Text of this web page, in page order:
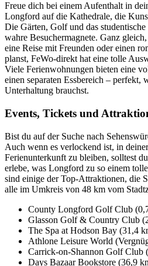
Freue dich bei einem Aufenthalt in
Longford auf die Kathedrale, die
Die Gärten, Golf und das
wahre Besuchermagnete. Ganz
eine Reise mit Freunden oder einen
planst, FeWo-direkt hat eine tolle
Viele Ferienwohnungen bieten eine
einen separaten Essbereich – perfekt,
Unterhaltung brauchst.
Events, Tickets und
Bist du auf der Suche nach
Auch wenn es verlockend ist, in
Ferienunterkunft zu bleiben, solltest
erlebe, was Longford zu so einem
sind einige der Top-Attraktionen, die
alle im Umkreis von 48 km vom
County Longford Golf Club
Glasson Golf & Country Club
The Spa at Hodson Bay (31,4
Athlone Leisure World
Carrick-on-Shannon Golf Club
Days Bazaar Bookstore (36,9